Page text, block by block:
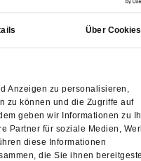
Über Cookies
Anzeigen zu personalisieren,
zu können und die Zugriffe auf
geben wir Informationen zu
Partner für soziale Medien,
diese Informationen
die Sie ihnen